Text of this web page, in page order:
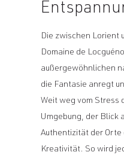
Die zwischen Lorient
Domaine de
außergewöhnlichen
die Fantasie anregt
Weit weg vom Stress
Umgebung, der Blick
Authentizität der Orte
Kreativität. So wird